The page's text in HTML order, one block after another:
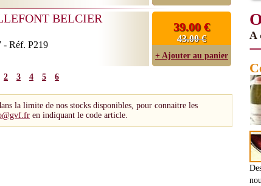
A
BELCIER
- Réf. P219
39.00 €
43.00 €
+ Ajouter au panier
2 3 4 5 6
la limite de nos stocks disponibles, pour connaitre les
en indiquant le code article.